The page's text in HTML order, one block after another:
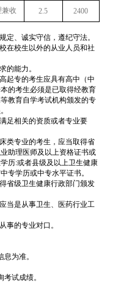
兼收 2.5
2400
定、诚实守信，遵纪守法。
在校生以外的从业人员和社
的能力。
起专的考生应具有高中 （中
的考生必须是已取得经教育
教育自学考试机构颁发的专
足相关的资质或者专业要
类专业的考生，应当取得省
助理医师及以上资格证书或
历:或者县级及以上卫生健康
专学历或中专水平证书。
省级卫生健康行政部门颁发
当是从事卫生、医药行业工
事的专业对口。
为准。
试成绩。